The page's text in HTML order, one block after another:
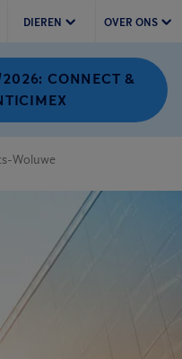
DIEREN OVER ONS
CONNECT &
Woluwe